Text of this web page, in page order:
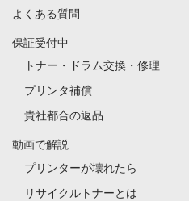
よくある質問
保証受付中
トナー・ドラム交換・修理
プリンタ補償
貴社都合の返品
動画で解説
プリンターが壊れたら
リサイクルトナーとは